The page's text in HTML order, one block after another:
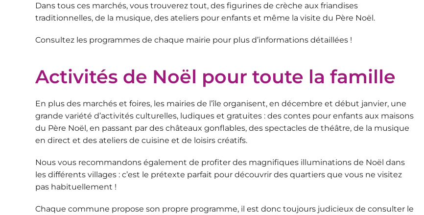
Dans tous ces marchés, vous trouverez tout, des figurines de crèche aux friandises
traditionnelles, de la musique, des ateliers pour enfants et même la visite du Père Noël.
Consultez les programmes de chaque mairie pour plus d’informations détaillées !
Activités de Noël pour toute la famille
En plus des marchés et foires, les mairies de l’île organisent, en décembre et début janvier, une
grande variété d’activités culturelles, ludiques et gratuites : des contes pour enfants aux maisons
du Père Noël, en passant par des châteaux gonflables, des spectacles de théâtre, de la musique
en direct et des ateliers de cuisine et de loisirs créatifs.
Nous vous recommandons également de profiter des magnifiques illuminations de Noël dans
les différents villages : c’est le prétexte parfait pour découvrir des quartiers que vous ne visitez
pas habituellement !
Chaque commune propose son propre programme, il est donc toujours judicieux de consulter le